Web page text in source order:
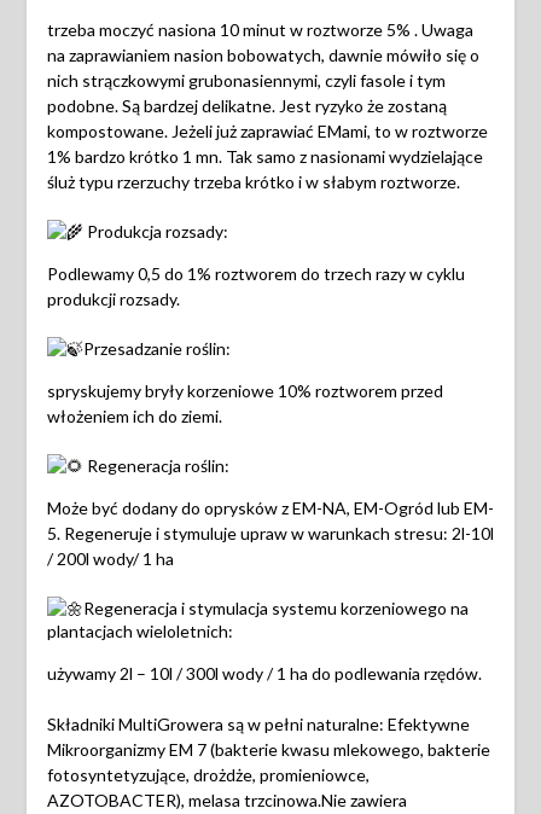
trzeba moczyć nasiona 10 minut w roztworze 5% . Uwaga
na zaprawianiem nasion bobowatych, dawnie mówiło się o
nich strączkowymi grubonasiennymi, czyli fasole i tym
podobne. Są bardzej delikatne. Jest ryzyko że zostaną
kompostowane. Jeżeli już zaprawiać EMami, to w roztworze
1% bardzo krótko 1 mn. Tak samo z nasionami wydzielające
śluż typu rzerzuchy trzeba krótko i w słabym roztworze.
Produkcja rozsady:
Podlewamy 0,5 do 1% roztworem do trzech razy w cyklu
produkcji rozsady.
Przesadzanie roślin:
spryskujemy bryły korzeniowe 10% roztworem przed
włożeniem ich do ziemi.
Regeneracja roślin:
Może być dodany do oprysków z EM-NA, EM-Ogród lub EM-
5. Regeneruje i stymuluje upraw w warunkach stresu: 2l-10l
/ 200l wody/ 1 ha
Regeneracja i stymulacja systemu korzeniowego na
plantacjach wieloletnich:
używamy 2l – 10l / 300l wody / 1 ha do podlewania rzędów.
Składniki MultiGrowera są w pełni naturalne: Efektywne
Mikroorganizmy EM 7 (bakterie kwasu mlekowego, bakterie
fotosyntetyzujące, drożdże, promieniowce,
AZOTOBACTER), melasa trzcinowa.Nie zawiera